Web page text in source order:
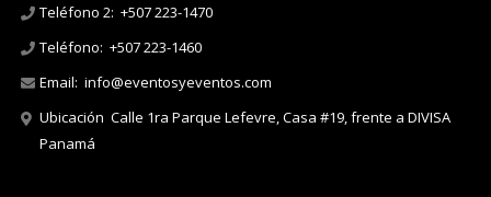
Teléfono 2: +507 223-1470
Teléfono: +507 223-1460
Email: info@eventosyeventos.com
Ubicación Calle 1ra Parque Lefevre, Casa #19, frente a DIVISA
Panamá